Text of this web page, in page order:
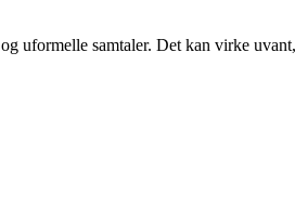
samtaler. Det kan virke